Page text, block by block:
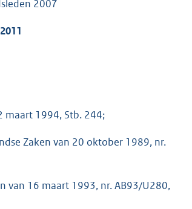
2007
2011
maart 1994, Stb. 244;
Zaken van 20 oktober 1989, nr.
van 16 maart 1993, nr. AB93/U280,